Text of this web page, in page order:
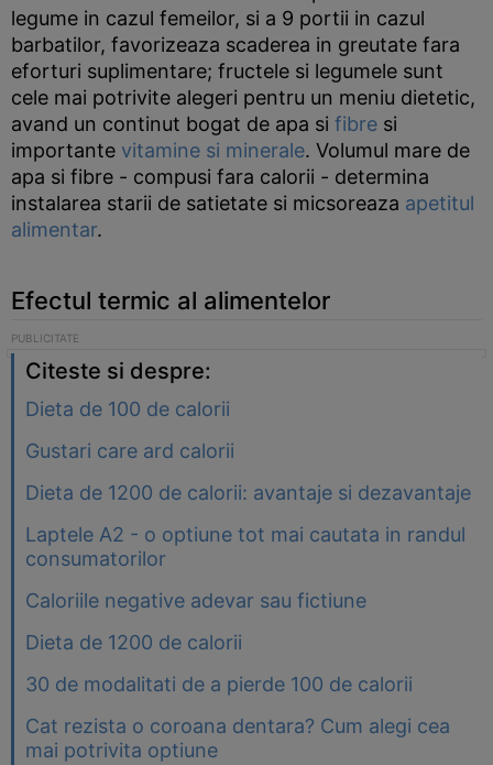
legume in cazul femeilor, si a 9 portii in cazul
barbatilor, favorizeaza scaderea in greutate fara
eforturi suplimentare; fructele si legumele sunt
cele mai potrivite alegeri pentru un meniu dietetic,
avand un continut bogat de apa si fibre si
importante vitamine si minerale. Volumul mare de
apa si fibre - compusi fara calorii - determina
instalarea starii de satietate si micsoreaza apetitul
alimentar.
Efectul termic al alimentelor
Citeste si despre:
Dieta de 100 de calorii
Gustari care ard calorii
Dieta de 1200 de calorii: avantaje si dezavantaje
Laptele A2 - o optiune tot mai cautata in randul
consumatorilor
Caloriile negative adevar sau fictiune
Dieta de 1200 de calorii
30 de modalitati de a pierde 100 de calorii
Cat rezista o coroana dentara? Cum alegi cea
mai potrivita optiune